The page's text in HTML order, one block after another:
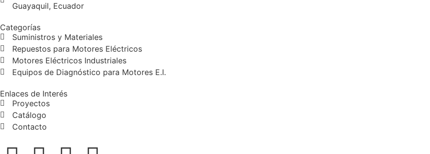
Guayaquil, Ecuador
Categorías
Suministros y Materiales
Repuestos para Motores Eléctricos
Motores Eléctricos Industriales
Equipos de Diagnóstico para Motores E.I.
Enlaces de Interés
Proyectos
Catálogo
Contacto